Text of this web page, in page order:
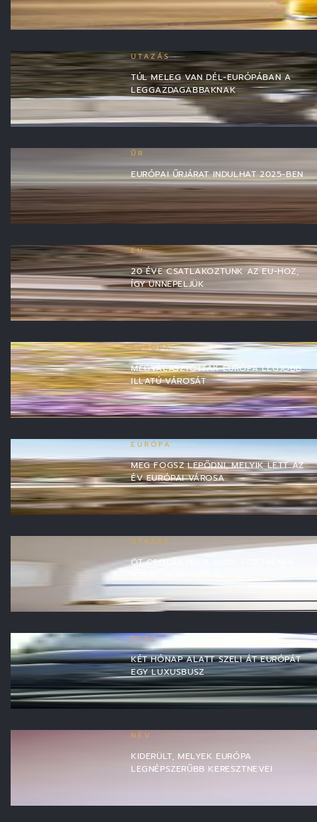
UTAZÁS
TÚL MELEG VAN DÉL-EURÓPÁBAN A
LEGGAZDAGABBAKNAK
ŰR
EURÓPAI ŰRJÁRAT INDULHAT 2025-BEN
EU
20 ÉVE CSATLAKOZTUNK AZ EU-HOZ,
ÍGY ÜNNEPELJÜK
EURÓPA
MEGVÁLASZTOTTÁK EURÓPA LEGJOBB
ILLATÚ VÁROSÁT
EURÓPA
MEG FOGSZ LEPŐDNI, MELYIK LETT AZ
ÉV EURÓPAI VÁROSA
UTAZÁS
ÖT CSODÁS HELY, AHOL FIZETNÉNEK
BUSZ
KÉT HÓNAP ALATT SZELI ÁT EURÓPÁT
EGY LUXUSBUSZ
NÉV
KIDERÜLT, MELYEK EURÓPA
LEGNÉPSZERŰBB KERESZTNEVEI